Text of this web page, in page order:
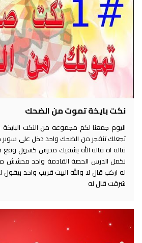
نكت بايخة تموت من الضحك
اليوم جمعنا لكم مجموعه من النكت
تجعلك تنفجر من الضحك واحد دخل على سوبر
قاله اه قاله الله يشفيك مدرس كسول وقع
نكمل الدرس الحصة القادمة واحد محشش
له اركب قال لا والله البيت قريب واحد
شرقت قال له